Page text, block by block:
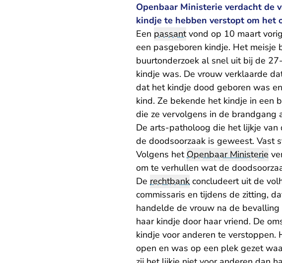
Openbaar Ministerie verdacht de
kindje te hebben verstopt om het
Een passantvond op 10 maart
een pasgeboren kindje. Het meisje
buurtonderzoek al snel uit bij de
kindje was. De vrouw verklaarde
dat het kindje dood geboren was
kind. Ze bekende het kindje in een
die ze vervolgens in de brandgang
De arts-patholoog die het lijkje
de doodsoorzaak is geweest. Vast
Volgens hetOpenbaar Ministerie
om te verhullen wat de
De rechtbank concludeert uit de
commissaris en tijdens de zitting,
handelde de vrouw na de
haar kindje door haar vriend. De
kindje voor anderen te
open en was op een plek gezet